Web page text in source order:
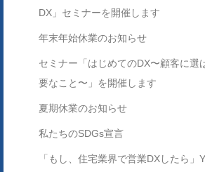
DX」セミナーを開催します
年末年始休業のお知らせ
セミナー「はじめてのDX〜顧客に選
要なこと〜」を開催します
夏期休業のお知らせ
私たちのSDGs宣言
「もし、住宅業界で営業DXしたら」